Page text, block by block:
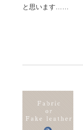
と思います……